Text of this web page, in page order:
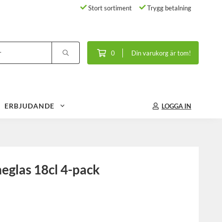
Stort sortiment Trygg betalning
0 Din varukorg är tom!
ERBJUDANDE LOGGA IN
18cl 4-pack